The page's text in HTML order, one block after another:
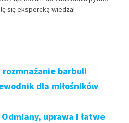
się ekspercką wiedzą!
barbuli
dla miłośników
uprawa i łatwe